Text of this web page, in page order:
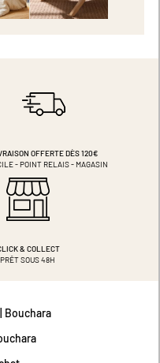
OFFERTE DÈS 120€
- POINT RELAIS - MAGASIN
& COLLECT
PRÊT SOUS 48H
Bouchara